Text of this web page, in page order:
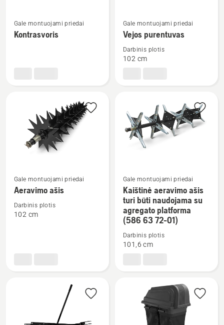
daugiau
detalių
Gale montuojami priedai
Kontrasvoris
daugiau
detalių
apie
Vejos
Gale montuojami priedai
Vejos purentuvas
Darbinis plotis
102 cm
Žiūrėti
detalių
Gale montuojami priedai
Aeravimo ašis
Darbinis plotis
102 cm
Žiūrėti
daugiau
detalių
apie
Kaištinė
aeravimo
naudojama
agregato
Gale montuojami priedai
Kaištinė aeravimo ašis
turi būti naudojama su
agregato platforma
(586 63 72-01)
Darbinis plotis
101,6 cm